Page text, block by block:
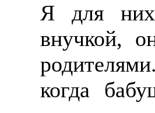
Я для
внучкой,
когда